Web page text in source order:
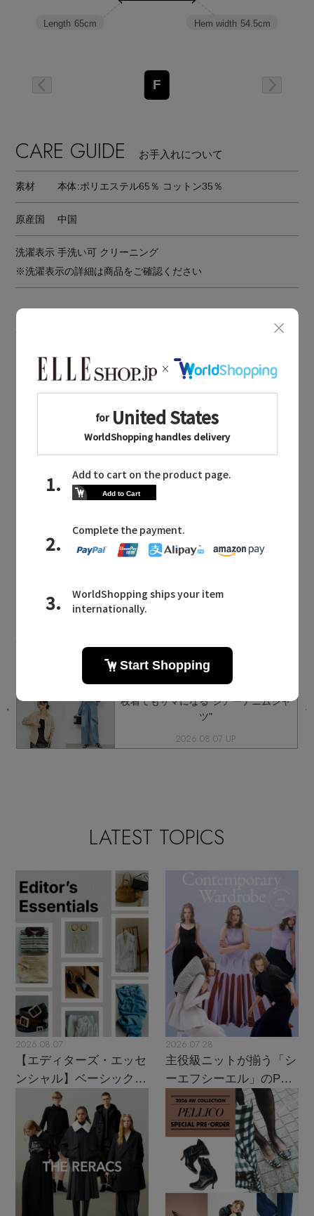
Hem width 54.5cm
Length 65cm
F
CARE GUIDE お手入れについて
素材 本体:ポリエステル65％ コットン35％
原産国 中国
洗濯表示 手洗い可 クリーニング
※洗濯表示の詳細は商品をご確認ください
BOUGHT TOGETHER
同じブランドのアイテム
GALLARDAGALANTE
GALLARDAGALANTE NEWS
《晩夏～秋まで大活躍！》羽織でも一
枚着でもサマになる"シアーデニムシャ
ツ"
2026.08.07 UP
LATEST TOPICS
2026.08.07
【エディターズ・エッセ
ンシャル】ベーシックと
トレンドが交差する16の
2026.07.28
主役級ニットが揃う「シ
ーエフシーエル」のPOP
UPがスタート